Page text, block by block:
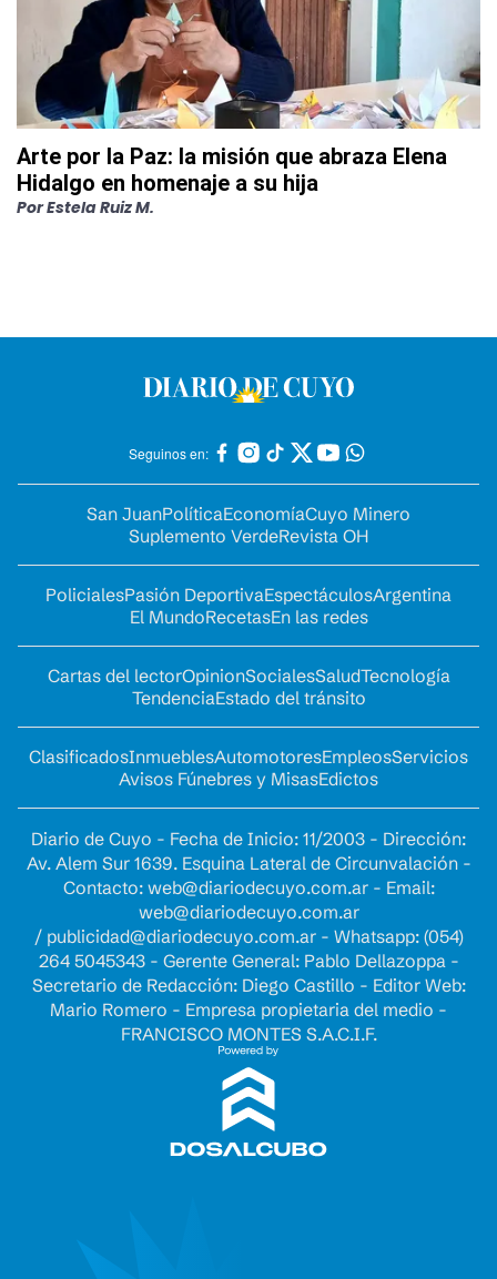
Arte por la Paz: la misión que abraza Elena
Hidalgo en homenaje a su hija
PorEstela Ruiz M.
Seguinos en:
San JuanPolíticaEconomíaCuyo Minero
Suplemento VerdeRevista OH
PolicialesPasión DeportivaEspectáculosArgentina
El MundoRecetasEn las redes
Cartas del lectorOpinionSocialesSaludTecnología
TendenciaEstado del tránsito
ClasificadosInmueblesAutomotoresEmpleosServicios
Avisos Fúnebres y MisasEdictos
Diario de Cuyo - Fecha de Inicio: 11/2003 - Dirección:
Av. Alem Sur 1639. Esquina Lateral de Circunvalación -
Contacto: web@diariodecuyo.com.ar- Email:
web@diariodecuyo.com.ar
/ publicidad@diariodecuyo.com.ar- Whatsapp: (054)
264 5045343 - Gerente General: Pablo Dellazoppa -
Secretario de Redacción: Diego Castillo - Editor Web:
Mario Romero - Empresa propietaria del medio -
FRANCISCO MONTES S.A.C.I.F.